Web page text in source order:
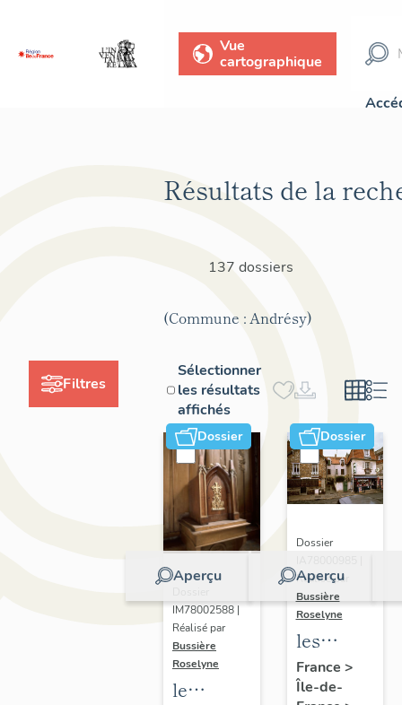
Vue
cartographique
Filtres
Résultats de la
137 dossiers
(Commune : Andrésy)
Sélectionner
les résultats
affichés
Dossier
Aperçu
IM78002588 |
Réalisé par
Bussière
Roselyne
le
Dossier
Aperçu
Dossier
Réalisé par
Bussière
Roselyne
les
immeubles,
maisons
France >
Île-de-